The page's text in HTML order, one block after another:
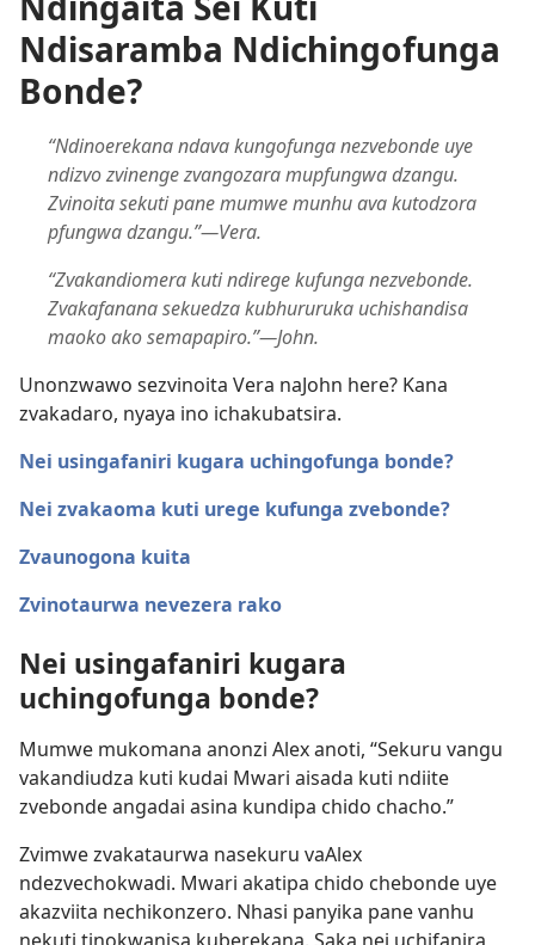
Ndisaramba Ndichingofunga
Bonde?
“Ndinoerekana ndava kungofunga nezvebonde uye
ndizvo zvinenge zvangozara mupfungwa dzangu.
Zvinoita sekuti pane mumwe munhu ava kutodzora
pfungwa dzangu.”—Vera.
“Zvakandiomera kuti ndirege kufunga nezvebonde.
Zvakafanana sekuedza kubhururuka uchishandisa
maoko ako semapapiro.”—John.
Unonzwawo sezvinoita Vera naJohn here? Kana
zvakadaro, nyaya ino ichakubatsira.
Nei usingafaniri kugara uchingofunga bonde?
Nei zvakaoma kuti urege kufunga zvebonde?
Zvaunogona kuita
Zvinotaurwa nevezera rako
Nei usingafaniri kugara
uchingofunga bonde?
Mumwe mukomana anonzi Alex anoti, “Sekuru vangu
vakandiudza kuti kudai Mwari aisada kuti ndiite
zvebonde angadai asina kundipa chido chacho.”
Zvimwe zvakataurwa nasekuru vaAlex
ndezvechokwadi. Mwari akatipa chido chebonde uye
akazviita nechikonzero. Nhasi panyika pane vanhu